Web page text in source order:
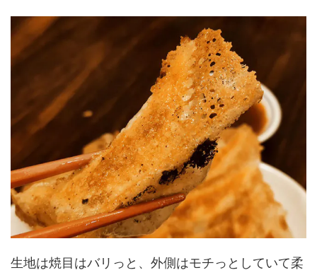
生地は焼目はバリっと、外側はモチっとしていて柔